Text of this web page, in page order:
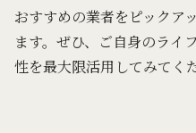
おすすめの業者をピックア
ます。ぜひ、ご自身のライ
性を最大限活用してみてく